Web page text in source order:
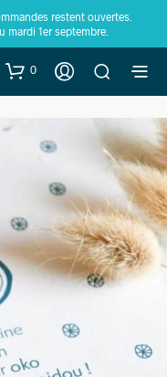
restent ouvertes.
mardi 1er septembre.
0